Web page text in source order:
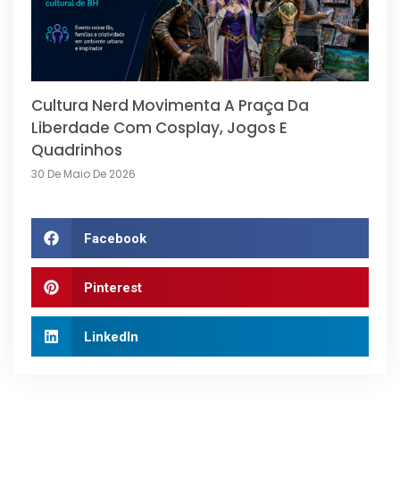
Cultura Nerd Movimenta A Praça Da
Liberdade Com Cosplay, Jogos E
Quadrinhos
30 De Maio De 2026
Facebook
Pinterest
LinkedIn